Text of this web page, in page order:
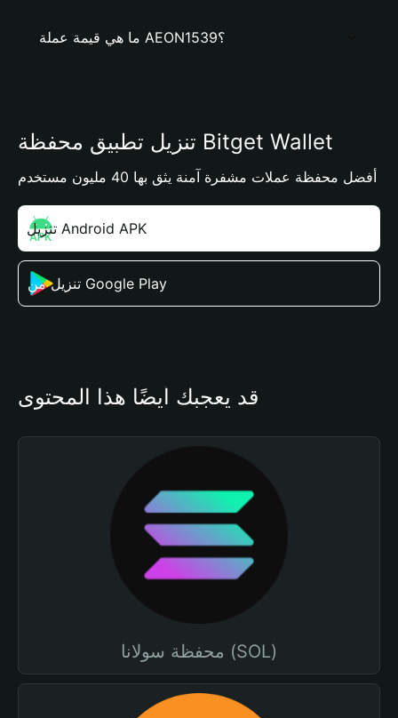
ما هي قيمة عملة AEON1539؟
تنزيل تطبيق محفظة Bitget Wallet
أفضل محفظة عملات مشفرة آمنة يثق بها 40 مليون مستخدم
تنزيل Android APK
تنزيل من Google Play
قد يعجبك أيضًا هذا المحتوى
محفظة سولانا (SOL)